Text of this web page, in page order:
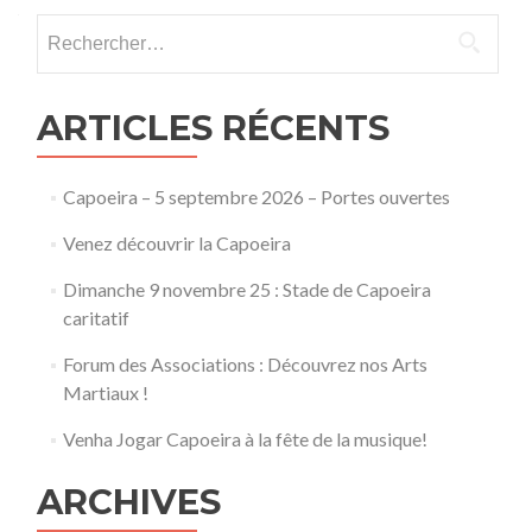
articles
ARTICLES RÉCENTS
Capoeira – 5 septembre 2026 – Portes ouvertes
Venez découvrir la Capoeira
Dimanche 9 novembre 25 : Stade de Capoeira
caritatif
Forum des Associations : Découvrez nos Arts
Martiaux !
Venha Jogar Capoeira à la fête de la musique!
ARCHIVES